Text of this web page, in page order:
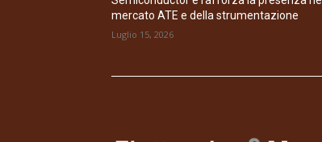
mercato ATE e della strumentazione
Luglio 15, 2026